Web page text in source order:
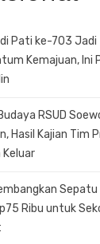
Pati ke-703 Jadi
Kemajuan, Ini
RSUD
Hasil Kajian Tim
Keluar
Sepatu
Ribu untuk